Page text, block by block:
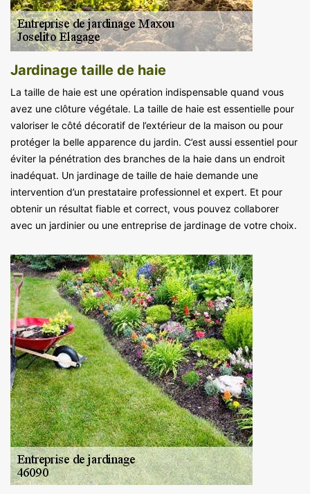
Jardinage taille de haie
La taille de haie est une opération indispensable quand vous
avez une clôture végétale. La taille de haie est essentielle pour
valoriser le côté décoratif de l’extérieur de la maison ou pour
protéger la belle apparence du jardin. C’est aussi essentiel pour
éviter la pénétration des branches de la haie dans un endroit
inadéquat. Un jardinage de taille de haie demande une
intervention d’un prestataire professionnel et expert. Et pour
obtenir un résultat fiable et correct, vous pouvez collaborer
avec un jardinier ou une entreprise de jardinage de votre choix.